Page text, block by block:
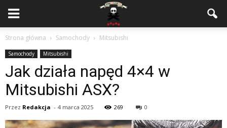
Strona główna Samochody Mitsubishi
Samochody Mitsubishi
Jak działa napęd 4×4 w
Mitsubishi ASX?
Przez Redakcja - 4 marca 2025 269 0